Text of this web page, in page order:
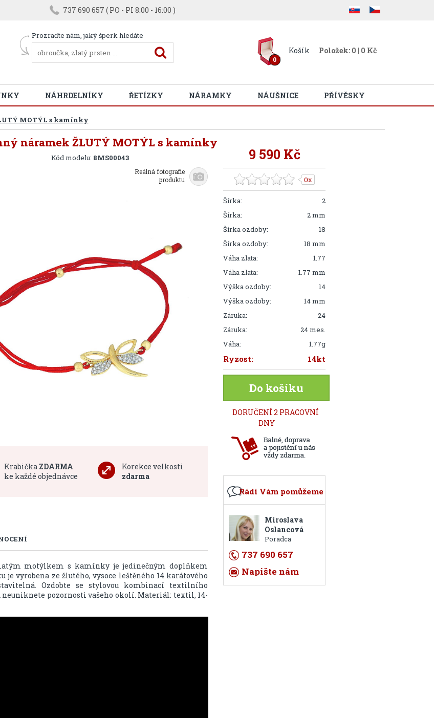
737 690 657 ( PO - PI 8:00 - 16:00 )
Prozraďte nám, jaký šperk hledáte
0
Košík Položek: 0 | 0 Kč
NÁHRDELNÍKY ŘETÍZKY NÁRAMKY NÁUŠNICE PŘÍVĚSKY
MOTÝL s kamínky
náramek ŽLUTÝ MOTÝL s kamínky
Kód modelu: 8MS00043
Reálná fotografie
produktu
Krabička ZDARMA
ke každé objednávce
Korekce velkosti
zdarma
motýlkem s kamínky je jedinečným doplňkem
je vyrobena ze žlutého, vysoce leštěného 14 karátového
Ozdobte se stylovou kombinací textilního
neuniknete pozornosti vašeho okolí. Materiál: textil, 14-
9 590 Kč
0x
Šírka:
2
Šírka:
2 mm
Šírka ozdoby:
18
Šírka ozdoby:
18 mm
Váha zlata:
1.77
Váha zlata:
1.77 mm
Výška ozdoby:
14
Výška ozdoby:
14 mm
Záruka:
24
Záruka:
24 mes.
Váha:
1.77g
Ryzost: 14kt
Do košíku
DORUČENÍ 2 PRACOVNÍ
DNY
Rádi Vám pomůžeme
Miroslava
Oslancová
Poradca
737 690 657
Napište nám